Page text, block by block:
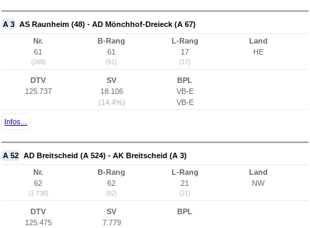
A 3 AS Raunheim (48) - AD Mönchhof-Dreieck (A 67)
Nr.
61
(268)
B-Rang
61
(61)
L-Rang
17
(17)
Land
HE
DTV
125.737
SV
18.106
(14,4%)
BPL
VB-E
VB-E
Infos...
A 52 AD Breitscheid (A 524) - AK Breitscheid (A 3)
Nr.
62
(1.738)
B-Rang
62
(62)
L-Rang
21
(21)
Land
NW
DTV
125.475
SV
7.779
BPL